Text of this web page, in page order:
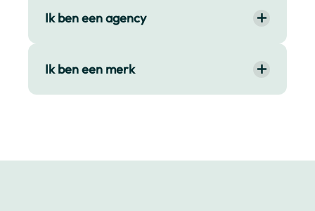
Ik ben een agency
Ik ben een merk